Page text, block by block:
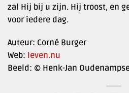
zal Hij bij u zijn. Hij troost, en
voor iedere dag.
Auteur: Corné Burger
Web: leven.nu
Beeld: © Henk-Jan